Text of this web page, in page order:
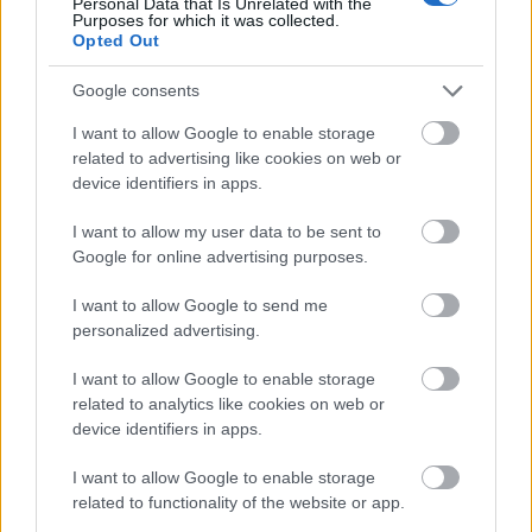
Purposes for which it was collected.
Opted Out
Google consents
I want to allow Google to enable storage
related to advertising like cookies on web or
device identifiers in apps.
I want to allow my user data to be sent to
Google for online advertising purposes.
I want to allow Google to send me
personalized advertising.
I want to allow Google to enable storage
related to analytics like cookies on web or
device identifiers in apps.
I want to allow Google to enable storage
related to functionality of the website or app.
rural hospitals: a general property of two-sided
matching markets, Econometrica, 54 (2) 425-427.
Roth, Alvin E. (1991) A Natural Experiment in the
Organization of Entry-Level Labor Markets: Regional
Markets for New Physicians and Surgeons in the
United Kingdom, American Economic Review, 81 (3)
414-440.
Roth, Alvin E. (2008) Deferred acceptance algorithms:
history, theory, practice, and open questions,
International Journal of Game Theory, 36 (3-4) 537-
Roth, Alvin E., Sotomayor Marilda (1990) Two-sided
matching. A study in game-theroretic modeling and
analysis. Cambridge University Press, Cambridge.
Roth, Alvin E., Peranson, Elliott (1997) The effects of
the change in the NRMP matching algorithm, Journal
of the American Medical Association 278 (9) 729-